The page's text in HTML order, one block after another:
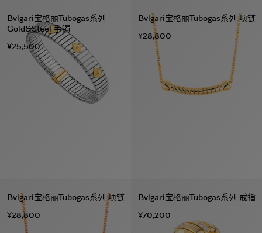
Bvlgari宝格丽Tubogas系列
Gold&Steel 手镯
¥25,500
Bvlgari宝格丽Tubogas系列 项链
¥28,800
Bvlgari宝格丽Tubogas系列 项链
¥28,800
Bvlgari宝格丽Tubogas系列 戒指
¥70,200